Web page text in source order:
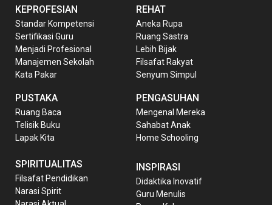
KEPROFESIAN
Standar Kompetensi
Sertifikasi Guru
Menjadi Profesional
Manajemen Sekolah
Kata Pakar
PUSTAKA
Ruang Baca
Telisik Buku
Lapak Kita
REHAT
Aneka Rupa
Ruang Sastra
Lebih Bijak
Filsafat Rakyat
Senyum Simpul
PENGASUHAN
Mengenal Mereka
Sahabat Anak
Home Schooling
SPIRITUALITAS
Filsafat Pendidikan
Narasi Spirit
INSPIRASI
Didaktika Inovatif
Guru Menulis